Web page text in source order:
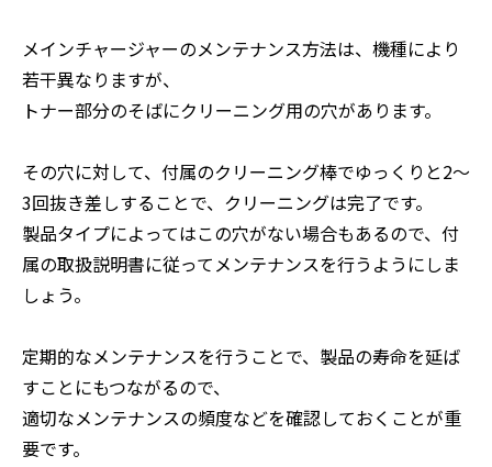
メインチャージャーのメンテナンス方法は、機種により
若干異なりますが、
トナー部分のそばにクリーニング用の穴があります。
その穴に対して、付属のクリーニング棒でゆっくりと2～
3回抜き差しすることで、クリーニングは完了です。
製品タイプによってはこの穴がない場合もあるので、付
属の取扱説明書に従ってメンテナンスを行うようにしま
しょう。
定期的なメンテナンスを行うことで、製品の寿命を延ば
すことにもつながるので、
適切なメンテナンスの頻度などを確認しておくことが重
要です。